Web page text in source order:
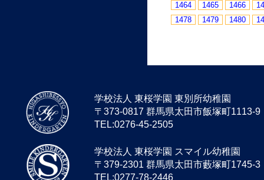
1464
1465 1466
1478
1479 1480
学校法人 東桜学園 東別所幼稚園
〒373-0817 群馬県太田市飯塚町1113-9
TEL:0276-45-2505
学校法人 東桜学園 スマイル幼稚園
〒379-2301 群馬県太田市藪塚町1745-3
TEL:0277-78-2446